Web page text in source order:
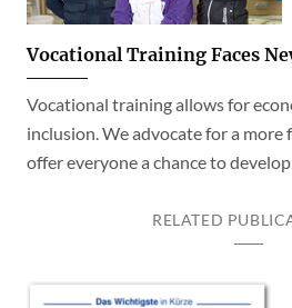
Vocational Training Faces
Vocational training allows for
inclusion. We advocate for a more
offer everyone a chance to
RELATED